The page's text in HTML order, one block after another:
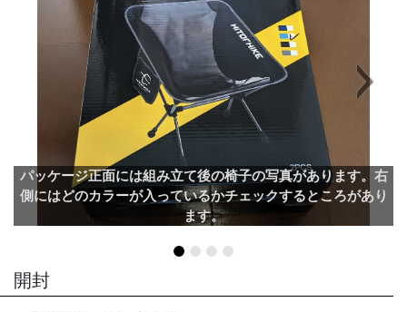
パッケージ正面には組み立て後の椅子の写真があります。右
側にはどのカラーが入っているかチェックするところがあり
ます。
Next
開封